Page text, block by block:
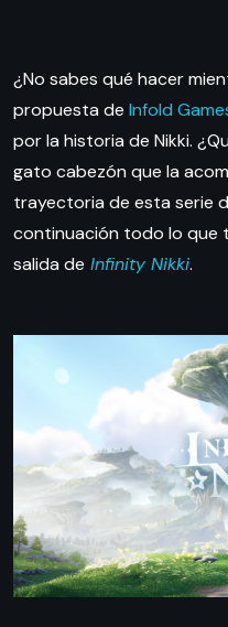
¿No sabes qué hacer
propuesta de Infold
por la historia de Nikki.
gato cabezón que la
trayectoria de esta serie
continuación todo lo que
salida de Infinity Nikki.